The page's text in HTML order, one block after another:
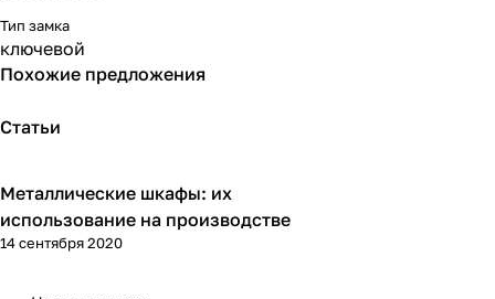
Тип замка
ключевой
Похожие предложения
Статьи
Советы покупателям
Металлические шкафы: их
использование на производстве
14 сентября 2020